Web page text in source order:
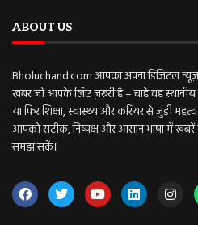
ABOUT US
Bholuchand.com आपका अपना डिजिटल न्यूज़
खबर जो आपके लिए ज़रूरी है – चाहे वह स्थानीय
या फिर शिक्षा, स्वास्थ्य और करियर से जुड़ी
आपको सटीक, निष्पक्ष और आसान भाषा में
समझ सकें।